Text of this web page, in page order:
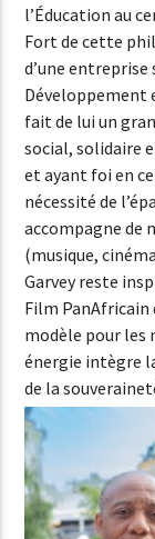
l’Éducation au
Fort de cette
d’une
Développement
fait de lui un
social, solidaire
et ayant foi en
nécessité de
accompagne
(musique,
Garvey reste
Film PanAfricain
modèle pour les
énergie intègre
de la